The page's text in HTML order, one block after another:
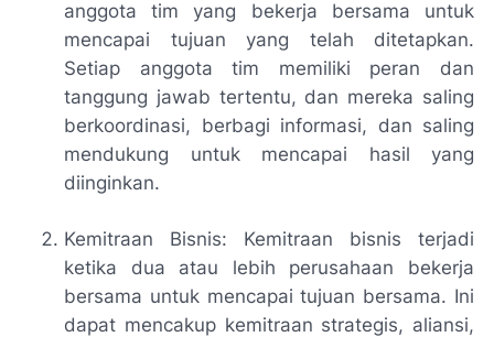
anggota tim yang bekerja bersama untuk
mencapai tujuan yang telah ditetapkan.
Setiap anggota tim memiliki peran dan
tanggung jawab tertentu, dan mereka saling
berkoordinasi, berbagi informasi, dan saling
mendukung untuk mencapai hasil yang
diinginkan.
Kemitraan Bisnis: Kemitraan bisnis terjadi
ketika dua atau lebih perusahaan bekerja
bersama untuk mencapai tujuan bersama. Ini
dapat mencakup kemitraan strategis, aliansi,